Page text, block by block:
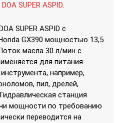
SUPER ASPID.
SUPER ASPID с
GX390 мощностью 13,5
масла 30 л/мин с
для питания
например,
пил, дрелей,
станция
мощности по требованию
переводится на